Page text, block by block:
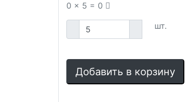
0 x 5 = 0
шт.
Добавить в корзину